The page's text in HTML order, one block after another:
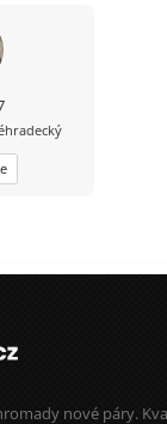
nové páry.